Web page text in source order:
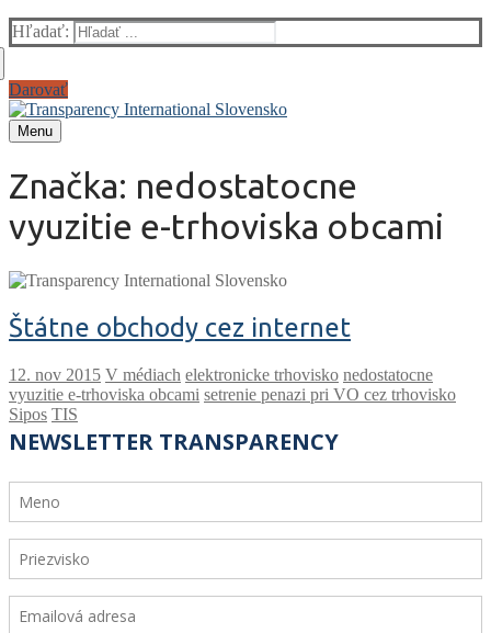
Hľadať:
Darovať
Menu
Značka: nedostatocne
vyuzitie e-trhoviska obcami
Štátne obchody cez internet
V médiach elektronicke trhovisko nedostatocne
vyuzitie e-trhoviska obcami setrenie penazi pri VO cez trhovisko
Sipos TIS